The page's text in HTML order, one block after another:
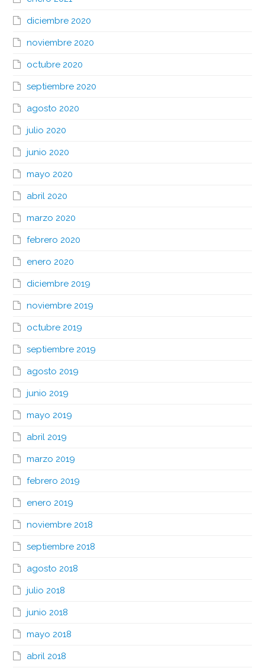
diciembre 2020
noviembre 2020
octubre 2020
septiembre 2020
agosto 2020
julio 2020
junio 2020
mayo 2020
abril 2020
marzo 2020
febrero 2020
enero 2020
diciembre 2019
noviembre 2019
octubre 2019
septiembre 2019
agosto 2019
junio 2019
mayo 2019
abril 2019
marzo 2019
febrero 2019
enero 2019
noviembre 2018
septiembre 2018
agosto 2018
julio 2018
junio 2018
mayo 2018
abril 2018